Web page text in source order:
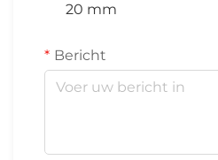
20 mm
Bericht